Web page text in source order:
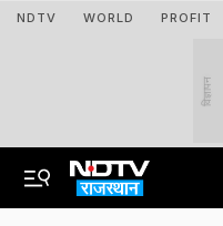
NDTV WORLD PROFIT
विज्ञापन